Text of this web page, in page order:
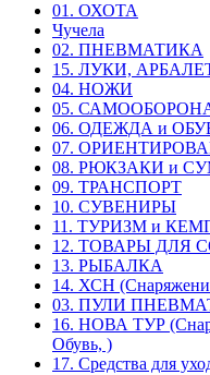
01. ОХОТА
Чучела
02. ПНЕВМАТИКА
15. ЛУКИ,
04. НОЖИ
05.
06. ОДЕЖДА и
07.
08. РЮКЗАКИ и
09. ТРАНСПОРТ
10. СУВЕНИРЫ
11. ТУРИЗМ и
12. ТОВАРЫ ДЛЯ
13. РЫБАЛКА
14. ХСН
03. ПУЛИ
16. НОВА ТУР
Обувь, )
17. Средства для